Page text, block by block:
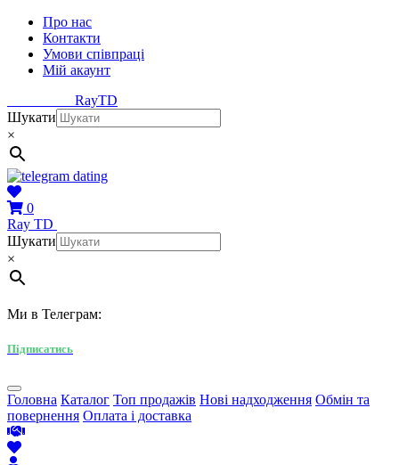
Про нас
Контакти
Умови співпраці
Мій акаунт
RayTD
Шукати
×
0
Ray TD
Шукати
×
Ми в Телеграм:
Підписатись
Головна Каталог Топ продажів Нові надходження Обмін та
повернення Оплата і доставка